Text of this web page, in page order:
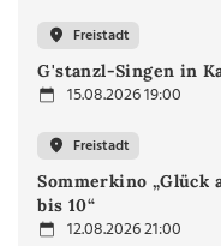
Freistadt
G'stanzl-Singen in
15.08.2026 19:00
Freistadt
Sommerkino „Glück
bis 10“
12.08.2026 21:00